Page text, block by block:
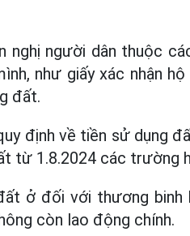
nghị người dân thuộc
như giấy xác nhận
đất.
định về tiền sử dụng
từ 1.8.2024 các trường
ở đối với thương binh
còn lao động chính.